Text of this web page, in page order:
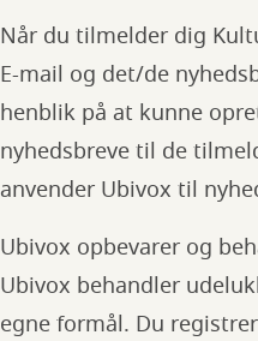
Når du tilmelder dig
E-mail og det/de
henblik på at kunne
nyhedsbreve til de
anvender Ubivox til
Ubivox opbevarer og
Ubivox behandler
egne formål. Du